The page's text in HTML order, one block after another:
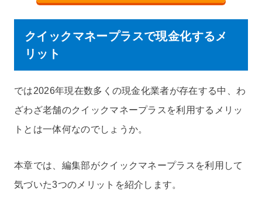
クイックマネープラスで現金化するメ
リット
では2026年現在数多くの現金化業者が存在する中、わ
ざわざ老舗のクイックマネープラスを利用するメリッ
トとは一体何なのでしょうか。
本章では、編集部がクイックマネープラスを利用して
気づいた3つのメリットを紹介します。